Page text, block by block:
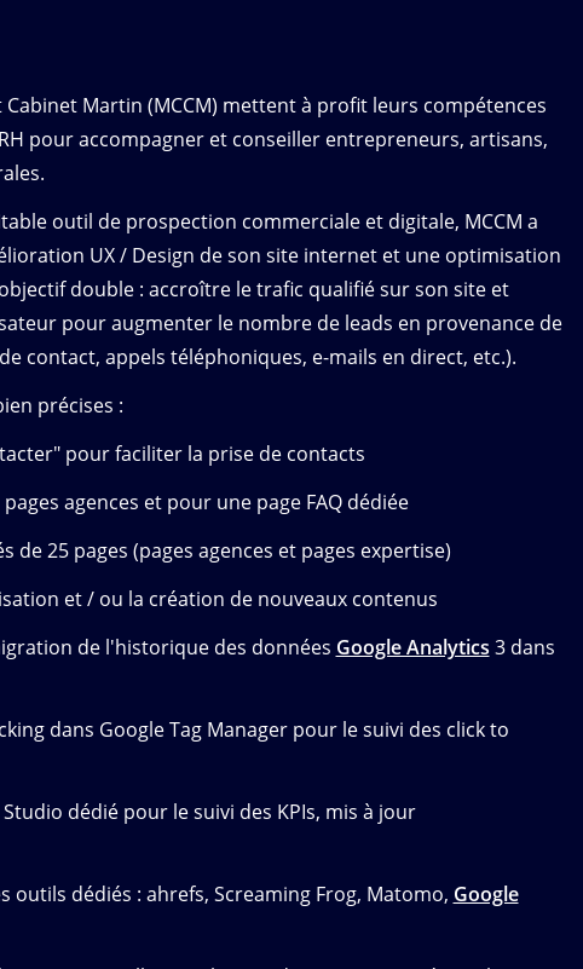
Martin (MCCM) mettent à profit leurs compétences
pour accompagner et conseiller entrepreneurs, artisans,
outil de prospection commerciale et digitale, MCCM a
UX / Design de son site internet et une optimisation
double : accroître le trafic qualifié sur son site et
pour augmenter le nombre de leads en provenance de
contact, appels téléphoniques, e-mails en direct, etc.).
précises :
pour faciliter la prise de contacts
agences et pour une page FAQ dédiée
25 pages (pages agences et pages expertise)
et / ou la création de nouveaux contenus
de l'historique des données Google Analytics 3 dans
dans Google Tag Manager pour le suivi des click to
dédié pour le suivi des KPIs, mis à jour
outils dédiés : ahrefs, Screaming Frog, Matomo, Google